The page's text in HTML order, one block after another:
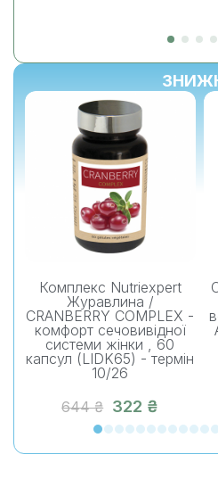
Комплекс Nutriexpert
Журавлина /
CRANBERRY COMPLEX -
комфорт сечовивідної
системи жінки , 60
капсул (LIDK65) - термін
10/26
644 ₴ 322 ₴